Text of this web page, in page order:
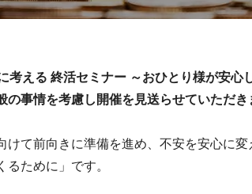
える 終活セミナー ～おひとり様が安心
事情を考慮し開催を見送らせていただき
て前向きに準備を進め、不安を安心に変
ために」です。